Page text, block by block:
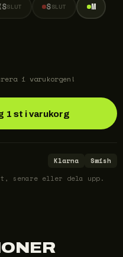
SLUT SSLUT M
i varukorgen!
1 st i varukorg
Klarna
Swish
senare eller dela upp.